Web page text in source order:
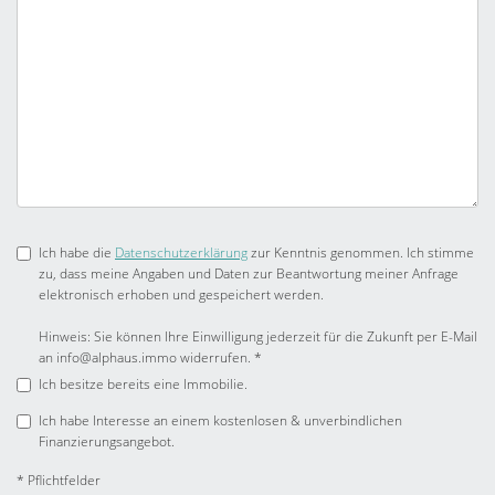
Ich habe die Datenschutzerklärungzur Kenntnis genommen. Ich stimme
zu, dass meine Angaben und Daten zur Beantwortung meiner Anfrage
elektronisch erhoben und gespeichert werden.
Hinweis: Sie können Ihre Einwilligung jederzeit für die Zukunft per E-Mail
an info@alphaus.immo widerrufen. *
Ich besitze bereits eine Immobilie.
Ich habe Interesse an einem kostenlosen & unverbindlichen
Finanzierungsangebot.
* Pflichtfelder